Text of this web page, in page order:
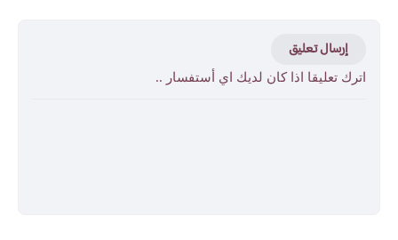
إرسال تعليق
اترك تعليقا اذا كان لديك اي أستفسار ..